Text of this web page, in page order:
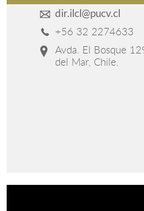
dir.ilcl@pucv.cl
+56 32 2274633
Avda. El Bosque
del Mar, Chile.